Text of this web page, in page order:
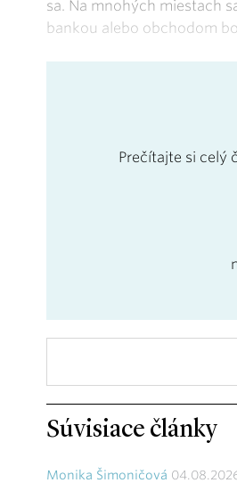
sa. Na mnohých miestach
bankou alebo obchodom
Prečítajte si celý
Súvisiace články
Monika Šimoničová